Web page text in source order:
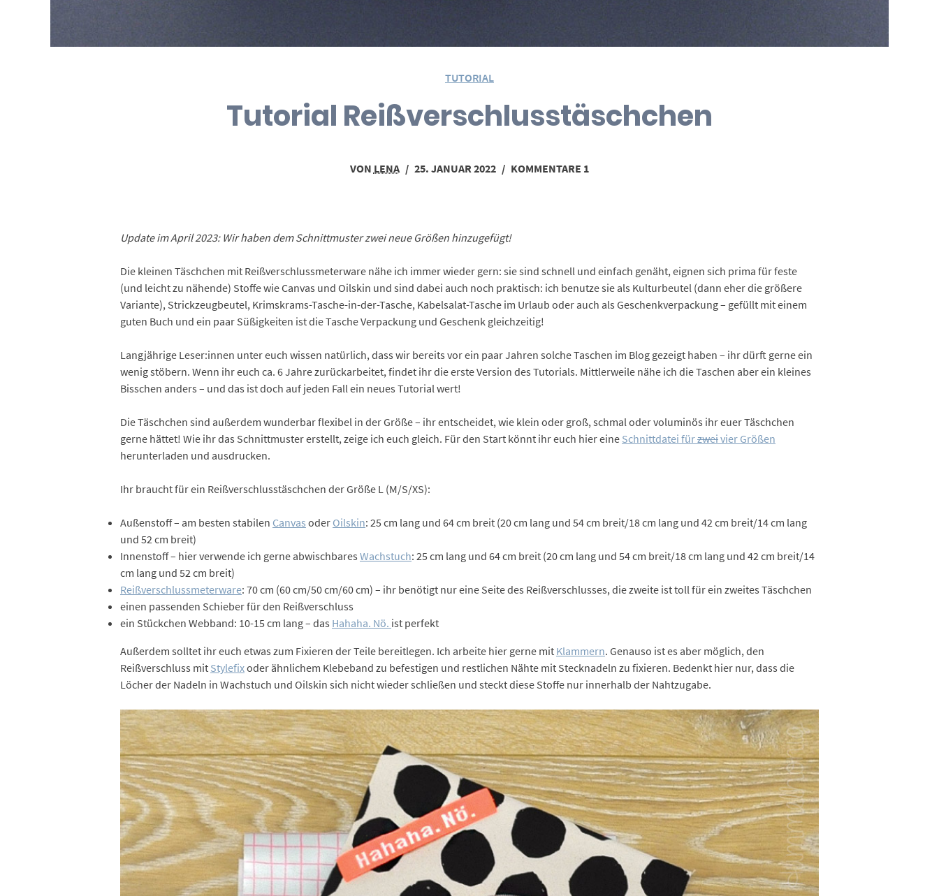
TUTORIAL
Tutorial Reißverschlusstäschchen
VON LENA / 25. JANUAR 2022 / KOMMENTARE 1
Update im April 2023: Wir haben dem Schnittmuster zwei neue Größen hinzugefügt!
Die kleinen Täschchen mit Reißverschlussmeterware nähe ich immer wieder gern: sie sind schnell und einfach genäht, eignen sich prima für feste
(und leicht zu nähende) Stoffe wie Canvas und Oilskin und sind dabei auch noch praktisch: ich benutze sie als Kulturbeutel (dann eher die größere
Variante), Strickzeugbeutel, Krimskrams-Tasche-in-der-Tasche, Kabelsalat-Tasche im Urlaub oder auch als Geschenkverpackung – gefüllt mit einem
guten Buch und ein paar Süßigkeiten ist die Tasche Verpackung und Geschenk gleichzeitig!
Langjährige Leser:innen unter euch wissen natürlich, dass wir bereits vor ein paar Jahren solche Taschen im Blog gezeigt haben – ihr dürft gerne ein
wenig stöbern. Wenn ihr euch ca. 6 Jahre zurückarbeitet, findet ihr die erste Version des Tutorials. Mittlerweile nähe ich die Taschen aber ein kleines
Bisschen anders – und das ist doch auf jeden Fall ein neues Tutorial wert!
Die Täschchen sind außerdem wunderbar flexibel in der Größe – ihr entscheidet, wie klein oder groß, schmal oder voluminös ihr euer Täschchen
gerne hättet! Wie ihr das Schnittmuster erstellt, zeige ich euch gleich. Für den Start könnt ihr euch hier eine Schnittdatei fürzweivier Größen
herunterladen und ausdrucken.
Ihr braucht für ein Reißverschlusstäschchen der Größe L (M/S/XS):
Außenstoff – am besten stabilen Canvas oder Oilskin: 25 cm lang und 64 cm breit (20 cm lang und 54 cm breit/18 cm lang und 42 cm breit/14 cm lang
und 52 cm breit)
Innenstoff – hier verwende ich gerne abwischbares Wachstuch: 25 cm lang und 64 cm breit (20 cm lang und 54 cm breit/18 cm lang und 42 cm breit/14
cm lang und 52 cm breit)
Reißverschlussmeterware: 70 cm (60 cm/50 cm/60 cm) – ihr benötigt nur eine Seite des Reißverschlusses, die zweite ist toll für ein zweites Täschchen
einen passenden Schieber für den Reißverschluss
ein Stückchen Webband: 10-15 cm lang – das Hahaha. Nö. ist perfekt
Außerdem solltet ihr euch etwas zum Fixieren der Teile bereitlegen. Ich arbeite hier gerne mit Klammern. Genauso ist es aber möglich, den
Reißverschluss mit Stylefixoder ähnlichem Klebeband zu befestigen und restlichen Nähte mit Stecknadeln zu fixieren. Bedenkt hier nur, dass die
Löcher der Nadeln in Wachstuch und Oilskin sich nicht wieder schließen und steckt diese Stoffe nur innerhalb der Nahtzugabe.